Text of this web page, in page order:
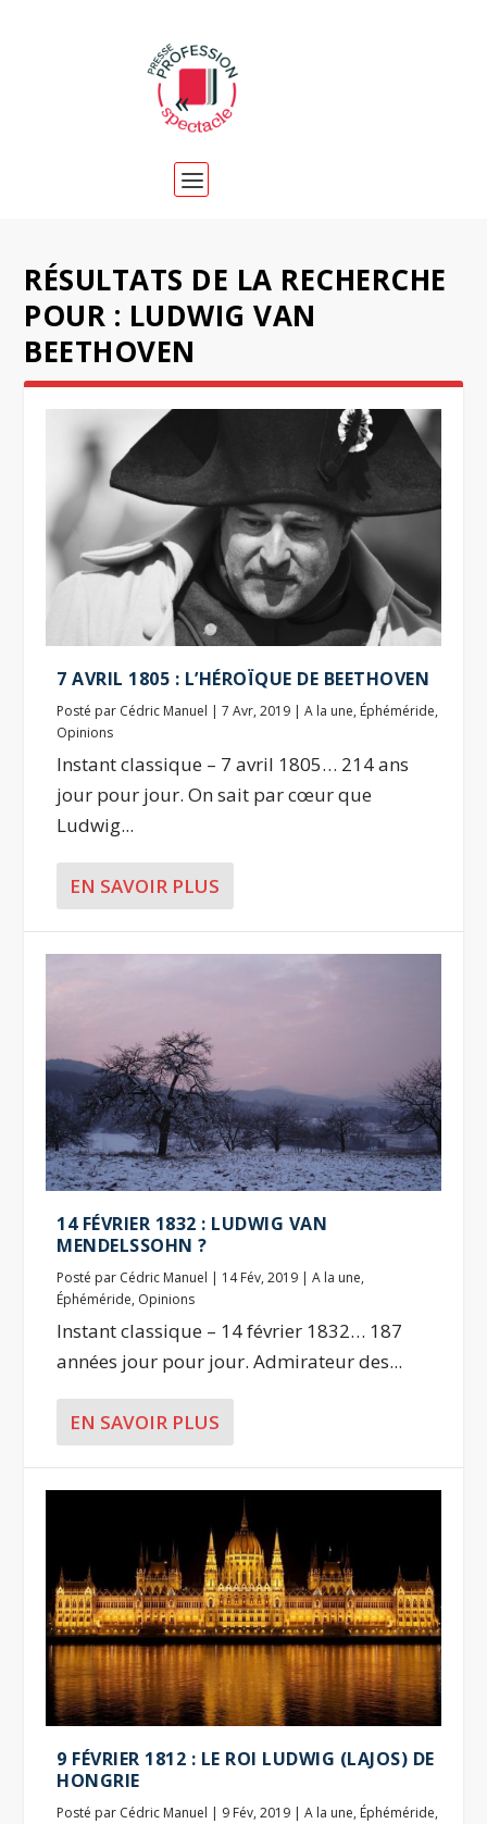
RÉSULTATS DE LA RECHERCHE
POUR : LUDWIG VAN
BEETHOVEN
7 AVRIL 1805 : L’HÉROÏQUE DE BEETHOVEN
Posté par Cédric Manuel |7 Avr, 2019 |A la une, Éphéméride,
Opinions
Instant classique – 7 avril 1805… 214 ans
jour pour jour. On sait par cœur que
Ludwig...
EN SAVOIR PLUS
14 FÉVRIER 1832 : LUDWIG VAN
MENDELSSOHN ?
Posté par Cédric Manuel | 14 Fév, 2019 |A la une,
Éphéméride, Opinions
Instant classique – 14 février 1832… 187
années jour pour jour. Admirateur des...
EN SAVOIR PLUS
9 FÉVRIER 1812 : LE ROI LUDWIG (LAJOS) DE
HONGRIE
Posté par Cédric Manuel | 9 Fév, 2019 |A la une, Éphéméride,